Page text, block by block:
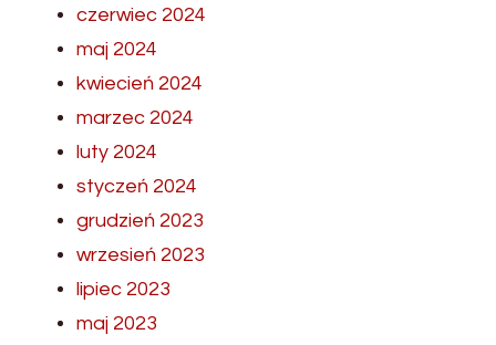
czerwiec 2024
maj 2024
kwiecień 2024
marzec 2024
luty 2024
styczeń 2024
grudzień 2023
wrzesień 2023
lipiec 2023
maj 2023